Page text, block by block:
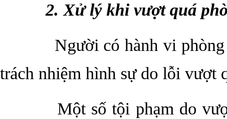
2. Xử lý khi vượt quá
Người có hành vi
trách nhiệm hình sự do lỗi vượt
Một số tội phạm do